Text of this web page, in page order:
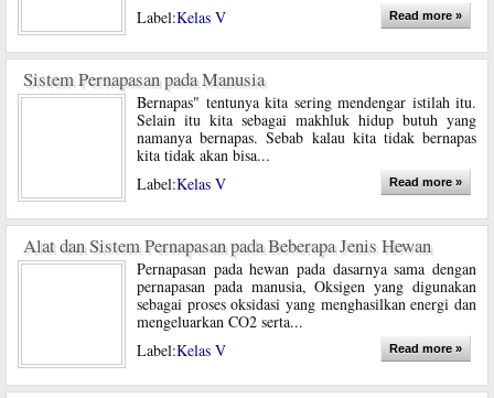
Label:Kelas V Read more »
Sistem Pernapasan pada Manusia
Bernapas" tentunya kita sering mendengar istilah itu.
Selain itu kita sebagai makhluk hidup butuh yang
namanya bernapas. Sebab kalau kita tidak bernapas
kita tidak akan bisa...
Label:Kelas V Read more »
Alat dan Sistem Pernapasan pada Beberapa Jenis Hewan
Pernapasan pada hewan pada dasarnya sama dengan
pernapasan pada manusia, Oksigen yang digunakan
sebagai proses oksidasi yang menghasilkan energi dan
mengeluarkan CO2 serta...
Label:Kelas V Read more »